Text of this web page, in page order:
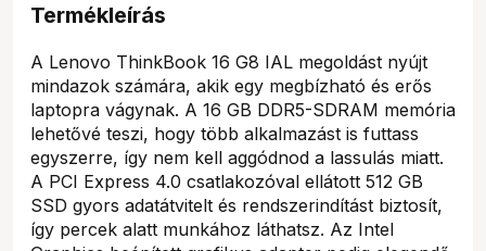
Termékleírás
A Lenovo ThinkBook 16 G8 IAL megoldást nyújt
mindazok számára, akik egy megbízható és erős
laptopra vágynak. A 16 GB DDR5-SDRAM memória
lehetővé teszi, hogy több alkalmazást is futtass
egyszerre, így nem kell aggódnod a lassulás miatt.
A PCI Express 4.0 csatlakozóval ellátott 512 GB
SSD gyors adatátvitelt és rendszerindítást biztosít,
így percek alatt munkához láthatsz. Az Intel